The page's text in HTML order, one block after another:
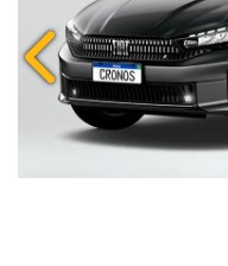
Anterior